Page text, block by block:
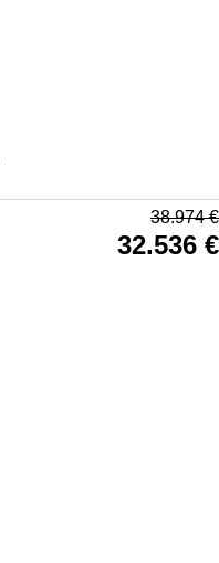
38.974€
32.536 €